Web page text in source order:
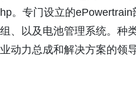
hp。专门设立的
组、以及电池管理系统。种
业动力总成和解决方案的领